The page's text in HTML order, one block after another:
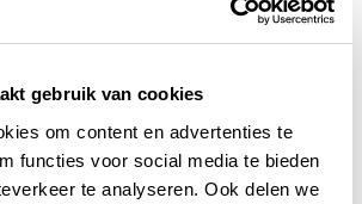
gebruik van cookies
om content en advertenties te
functies voor social media te bieden
te analyseren. Ook delen we